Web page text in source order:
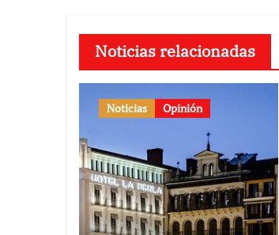
Noticias relacionadas
Noticias Opinión